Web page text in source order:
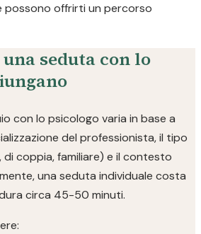
offrirti un percorso
seduta con lo
con lo psicologo varia in base a
del professionista, il tipo
di coppia, familiare) e il contesto
una seduta individuale costa
circa 45-50 minuti.